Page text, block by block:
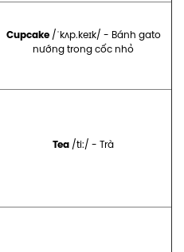
Cupcake/ˈkʌp.keɪk/ - Bánh gato
nướng trong cốc nhỏ
Tea /ti:/ - Trà